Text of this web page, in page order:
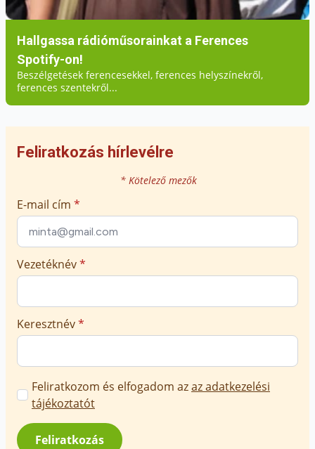
Hallgassa rádióműsorainkat a Ferences
Spotify-on!
Beszélgetések ferencesekkel, ferences helyszínekről,
ferences szentekről...
Feliratkozás hírlevélre
* Kötelező mezők
E-mail cím *
Vezetéknév*
Keresztnév*
Marketing
üzenetek
jóváhagyása
*
Feliratkozom és elfogadom azaz adatkezelési
tájékoztatót
Feliratkozás